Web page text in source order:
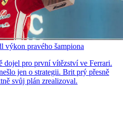
výkon pravého šampiona
dojel pro první vítězství ve Ferrari.
jen o strategii. Brit prý přesně
svůj plán zrealizoval.